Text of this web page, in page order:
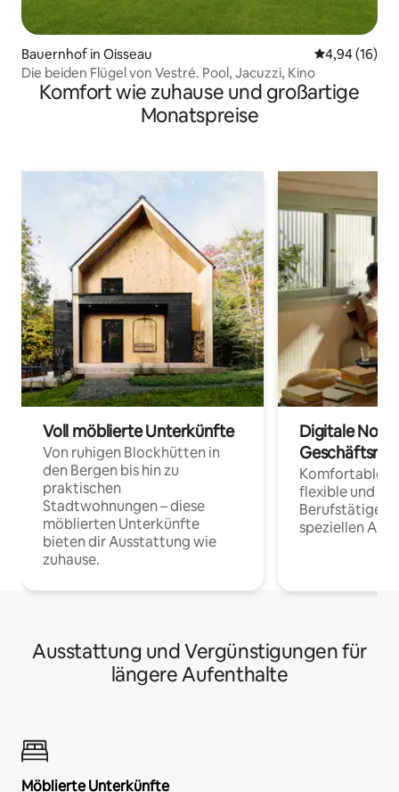
Bauernhof in Oisseau
4,94 (16)
Die beiden Flügel von Vestré. Pool, Jacuzzi, Kino
Komfort wie zuhause und großartige
Monatspreise
Voll möblierte Unterkünfte
Von ruhigen Blockhütten in
den Bergen bis hin zu
praktischen
Stadtwohnungen – diese
möblierten Unterkünfte
bieten dir Ausstattung wie
zuhause.
Digitale
Komfortable
flexible und
Berufstätige
speziellen
Ausstattung und Vergünstigungen für
längere Aufenthalte
Möblierte Unterkünfte